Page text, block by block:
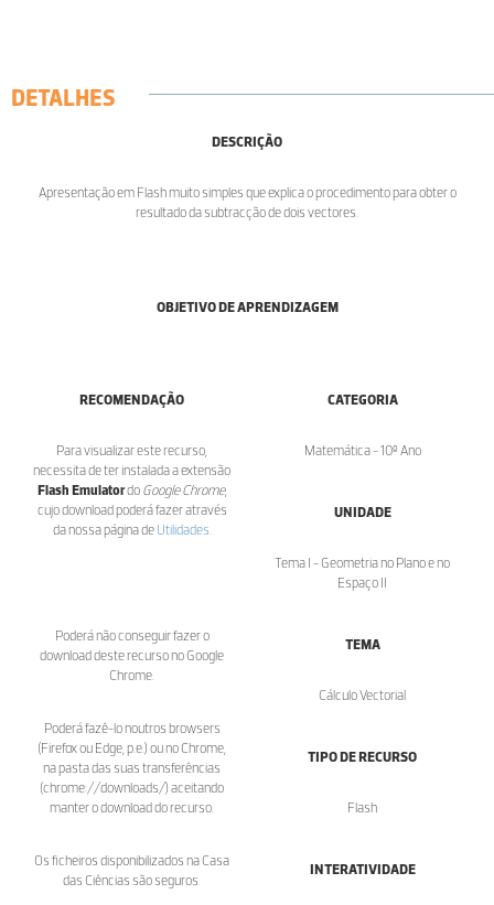
DETALHES
DESCRIÇÃO
Apresentação em Flash muito simples que explica o procedimento para obter o
resultado da subtracção de dois vectores.
OBJETIVO DE APRENDIZAGEM
RECOMENDAÇÃO
Para visualizar este recurso,
necessita de ter instalada a extensão
Flash Emulatordo Google Chrome,
cujo download poderá fazer através
da nossa página de Utilidades
Poderá não conseguir fazer o
download deste recurso no Google
Chrome.
Poderá fazê-lo noutros browsers
(Firefox ou Edge, p.e.) ou no Chrome,
na pasta das suas transferências
(chrome://downloads/) aceitando
manter o download do recurso.
Os ficheiros disponibilizados na Casa
das Ciências são seguros.
CATEGORIA
Matemática - 10º Ano
UNIDADE
Tema I - Geometria no Plano e no
Espaço II
TEMA
Cálculo Vectorial
TIPO DE RECURSO
Flash
INTERATIVIDADE